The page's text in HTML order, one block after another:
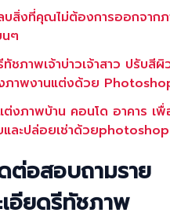
บสิ่งที่คุณไม่ต้องการออกจาก
นๆ
ทัชภาพเจ้าบ่าวเจ้าสาว ปรับสี
ภาพงานแต่งด้วย
ต่งภาพบ้าน คอนโด อาคาร เพื่
และปล่อยเช่าด้วยphotoshop
ต่อสอบถามราย
เอียดรีทัชภาพ